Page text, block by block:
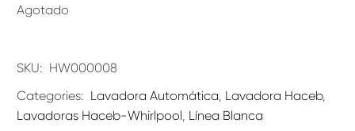
Agotado
SKU: HW000008
Categories: Lavadora Automática Lavadora Haceb,
Lavadoras Haceb-Whirlpool Línea Blanca